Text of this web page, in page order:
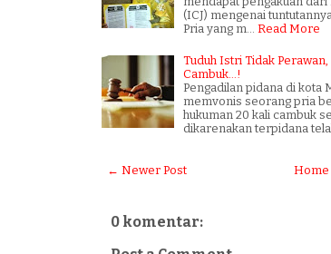
(ICJ) mengenai
Pria yang m…
Read More
Tuduh Istri Tidak
Cambuk...!
Pengadilan pidana di kota
memvonis seorang pria
hukuman 20 kali cambuk
dikarenakan terpidana
← Newer Post Home
0 komentar: